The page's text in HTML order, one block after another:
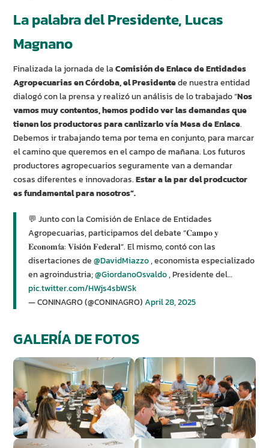
La palabra del Presidente, Lucas
Magnano
Finalizada la jornada de laComisión de Enlace de Entidades
Agropecuarias en Córdoba, el Presidentede nuestra entidad
dialogó con la prensa y realizó un análisis de lo trabajado “Nos
vamos muy contentos, hemos podido ver las demandas que
tienen los productores para canlizarlo vía Mesa de Enlace.
Debemos ir trabajando tema por tema en conjunto, para marcar
el camino que queremos en el campo de mañana. Los futuros
productores agropecuarios seguramente van a demandar
cosas diferentes e innovadoras.Estar a la par del prodcuctor
es fundamental para nosotros”.
💬 Junto con la Comisión de Enlace de Entidades
Agropecuarias, participamos del debate “𝐂𝐚𝐦𝐩𝐨 𝐲
𝐄𝐜𝐨𝐧𝐨𝐦í𝐚: 𝐕𝐢𝐬𝐢ó𝐧 𝐅𝐞𝐝𝐞𝐫𝐚𝐥”. El mismo, contó con las
disertaciones de@DavidMiazzo, economista especializado
en agroindustria;@GiordanoOsvaldo, Presidente del…
pic.twitter.com/HWjs4sbWSk
— CONINAGRO (@CONINAGRO)April 28, 2025
GALERÍA DE FOTOS